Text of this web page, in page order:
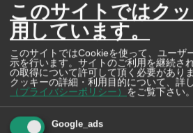
誠屋
このサイトではク
用しています。
このサイトではCookieを使って、ユーザ
示を行います。サイトのご利用を継続さ
の取得について許可して頂く必要がありま
クッキーの詳細・利用目的について、詳
（プライバシーポリシー）
をご覧下さい。
Google_ads